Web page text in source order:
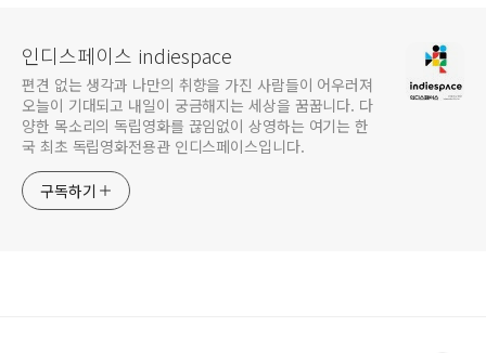
인디스페이스 indiespace
편견 없는 생각과 나만의 취향을 가진 사람들이 어우러져
오늘이 기대되고 내일이 궁금해지는 세상을 꿈꿉니다. 다
양한 목소리의 독립영화를 끊임없이 상영하는 여기는 한
국 최초 독립영화전용관 인디스페이스입니다.
구독하기